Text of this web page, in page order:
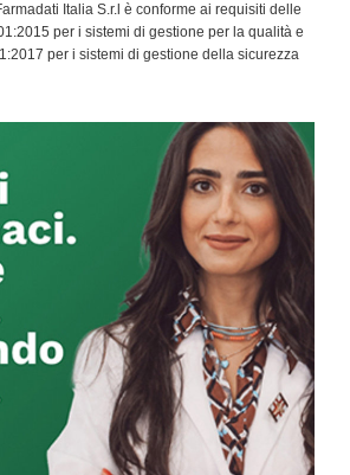
Italia S.r.l è conforme ai requisiti delle
per i sistemi di gestione per la qualità e
per i sistemi di gestione della sicurezza